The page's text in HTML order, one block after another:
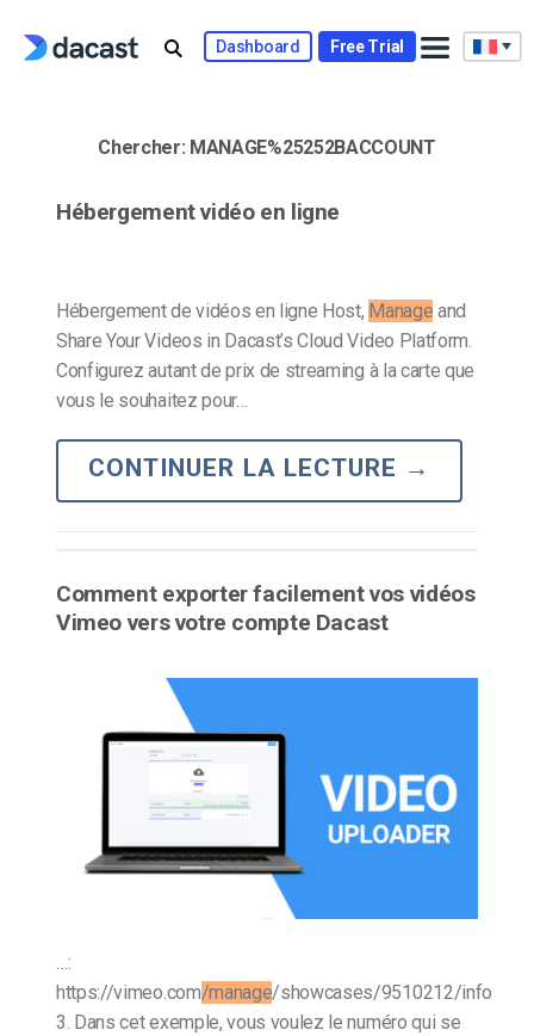
Dashboard Free Trial
Chercher: MANAGE%25252BACCOUNT
Hébergement vidéo en ligne
Hébergement de vidéos en ligne Host, Manage and
Share Your Videos in Dacast’s Cloud Video Platform.
Configurez autant de prix de streaming à la carte que
vous le souhaitez pour…
CONTINUER LA LECTURE →
Comment exporter facilement vos vidéos
Vimeo vers votre compte Dacast
…:
https://vimeo.com/manage/showcases/9510212/info
3. Dans cet exemple, vous voulez le numéro qui se